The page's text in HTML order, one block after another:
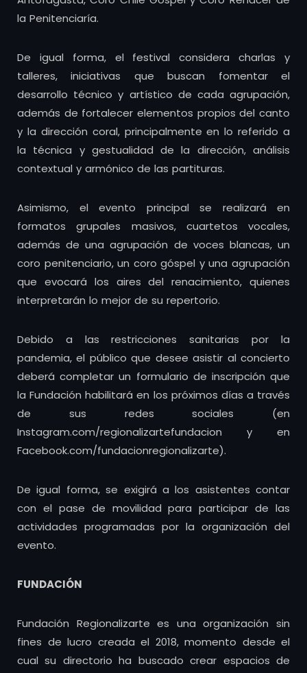
la Penitenciaría.
De igual forma, el festival considera charlas y
talleres, iniciativas que buscan fomentar el
desarrollo técnico y artístico de cada agrupación,
además de fortalecer elementos propios del canto
y la dirección coral, principalmente en lo referido a
la técnica y gestualidad de la dirección, análisis
contextual y armónico de las partituras.
Asimismo, el evento principal se realizará en
formatos grupales masivos, cuartetos vocales,
además de una agrupación de voces blancas, un
coro penitenciario, un coro góspel y una agrupación
que evocará los aires del renacimiento, quienes
interpretarán lo mejor de su repertorio.
Debido a las restricciones sanitarias por la
pandemia, el público que desee asistir al concierto
deberá completar un formulario de inscripción que
la Fundación habilitará en los próximos días a través
de sus redes sociales (en
Instagram.com/regionalizartefundacion y en
Facebook.com/fundacionregionalizarte).
De igual forma, se exigirá a los asistentes contar
con el pase de movilidad para participar de las
actividades programadas por la organización del
evento.
FUNDACIÓN
Fundación Regionalizarte es una organización sin
fines de lucro creada el 2018, momento desde el
cual su directorio ha buscado crear espacios de